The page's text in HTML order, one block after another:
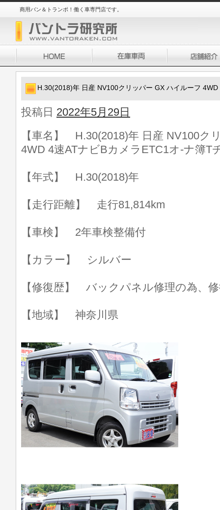
商用バン＆トランポ！働く車専門店です。
H.30(2018)年 日産 NV100クリッパー GX ハイルーフ
投稿日 2022年5月29日
【車名】 H.30(2018)年 日産 NV100ク
4WD 4速ATナビBカメラETC1オ-ナ簿T
【年式】 H.30(2018)年
【走行距離】 走行81,814km
【車検】 2年車検整備付
【カラー】 シルバー
【修復歴】 バックパネル修理の為、
【地域】 神奈川県